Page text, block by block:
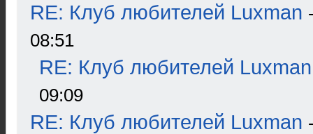
RE: Клуб любителей Luxman
08:51
RE: Клуб любителей Luxman
09:09
RE: Клуб любителей Luxman